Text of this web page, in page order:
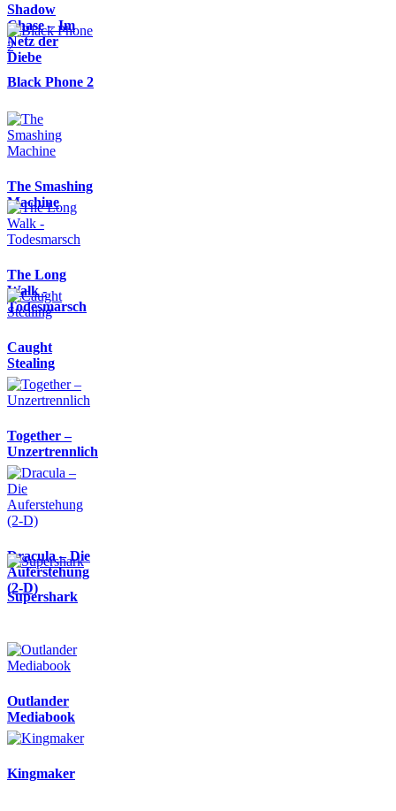
Shadow
Chase – Im
Netz der
Diebe
Black Phone 2
The Smashing
Machine
The Long
Walk -
Todesmarsch
Caught
Stealing
Together –
Unzertrennlich
Dracula – Die
Auferstehung
(2-D)
Supershark
Outlander
Mediabook
Kingmaker